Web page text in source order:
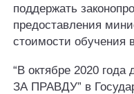
поддержать
предоставления
стоимости обучения
“В октябре 2020
ЗА ПРАВДУ” в